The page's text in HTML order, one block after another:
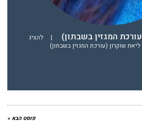
המגזין בשבתון) |
להציג
שוקרון (עורכת המגזין בשבתון)
פוסט הבא »